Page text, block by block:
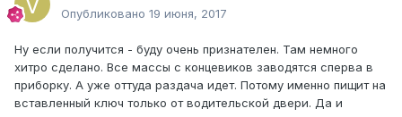
Опубликовано 19 июня, 2017
Ну если получится - буду очень признателен. Там немного
хитро сделано. Все массы с концевиков заводятся сперва в
приборку. А уже оттуда раздача идет. Потому именно пищит на
вставленный ключ только от водительской двери. Да и